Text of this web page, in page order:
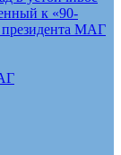
к «90-
МАГ